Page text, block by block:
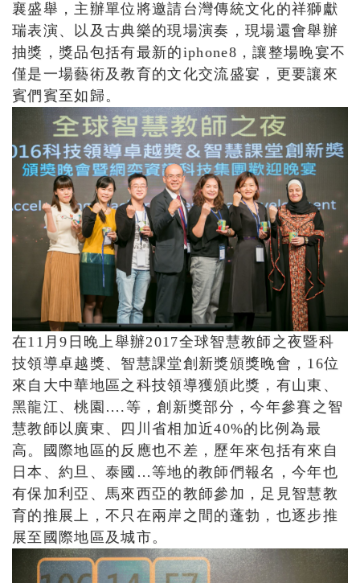
襄盛舉，主辦單位將邀請台灣傳統文化的祥獅獻
瑞表演、以及古典樂的現場演奏，現場還會舉辦
抽獎，獎品包括有最新的iphone8，讓整場晚宴不
僅是一場藝術及教育的文化交流盛宴，更要讓來
賓們賓至如歸。
在11月9日晚上舉辦2017全球智慧教師之夜暨科
技領導卓越獎、智慧課堂創新獎頒獎晚會，16位
來自大中華地區之科技領導獲頒此獎，有山東、
黑龍江、桃園….等，創新獎部分，今年參賽之智
慧教師以廣東、四川省相加近40%的比例為最
高。國際地區的反應也不差，歷年來包括有來自
日本、約旦、泰國…等地的教師們報名，今年也
有保加利亞、馬來西亞的教師參加，足見智慧教
育的推展上，不只在兩岸之間的蓬勃，也逐步推
展至國際地區及城市。